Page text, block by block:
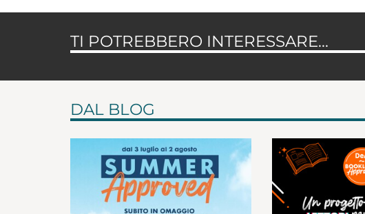
TI POTREBBERO INTERESSARE...
DAL BLOG